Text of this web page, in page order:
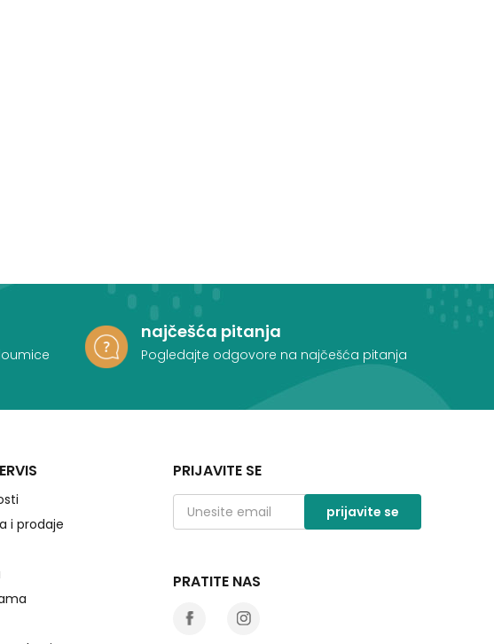
najčešća pitanja
Pogledajte odgovore na najčešća pitanja
i prodaje
PRIJAVITE SE
prijavite se
PRATITE NAS